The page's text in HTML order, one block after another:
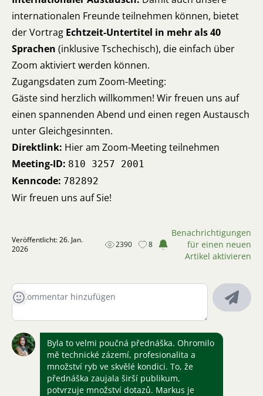
internationalen Freunde teilnehmen können, bietet
der Vortrag Echtzeit-Untertitel in mehr als 40
Sprachen (inklusive Tschechisch), die einfach über
Zoom aktiviert werden können.
Zugangsdaten zum Zoom-Meeting:
Gäste sind herzlich willkommen! Wir freuen uns auf
einen spannenden Abend und einen regen Austausch
unter Gleichgesinnten.
Direktlink: Hier am Zoom-Meeting teilnehmen
Meeting-ID: 810 3257 2001
Kenncode: 782892
Wir freuen uns auf Sie!
Veröffentlicht: 26. Jan.
2026
2390 8
Benachrichtigungen
für einen neuen
Artikel aktivieren
Byla to velmi poučná přednáška. Ohromilo
mě technické zázemí, profesionalita a
množství ryb ve skvělé kondici. To, že
přednáška zaujala širší publikum,
potvrzuje množství dotazů. Markus je